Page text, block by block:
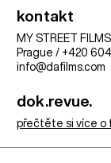
kontakt
MY STREET
Prague / +420
info@dafilms.com
dok.revue.
přečtěte si více o